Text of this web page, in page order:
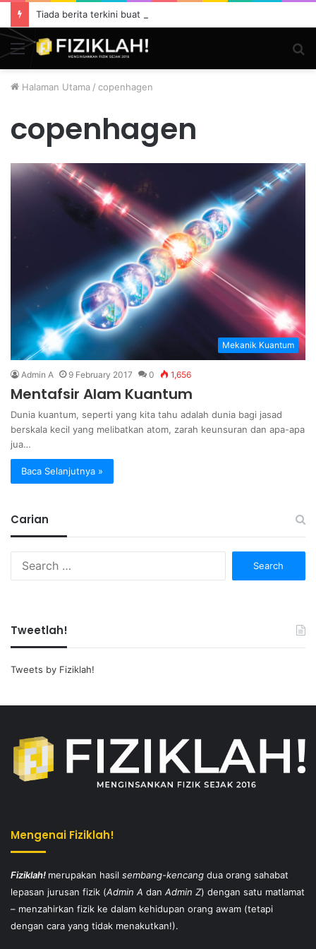
Tiada berita terkini buat masa ini.
Menu
Halaman Utama / copenhagen
copenhagen
Mekanik Kuantum
Admin A 9 February 2017 0 1,656
Mentafsir Alam Kuantum
Dunia kuantum, seperti yang kita tahu adalah dunia bagi jasad
berskala kecil yang melibatkan atom, zarah keunsuran dan apa-apa
jua…
Baca Selanjutnya »
Carian
Tweetlah!
Tweets by Fiziklah!
Mengenai Fiziklah!
Fiziklah! merupakan hasil sembang-kencang dua orang sahabat
lepasan jurusan fizik (Admin A dan Admin Z) dengan satu matlamat
– menzahirkan fizik ke dalam kehidupan orang awam (tetapi
dengan cara yang tidak menakutkan!).